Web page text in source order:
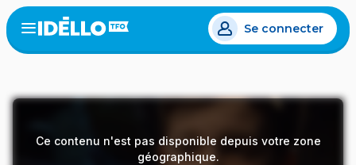
Aller
au
contenu
Open
menu
Se connecter
Ce contenu n'est pas disponible depuis votre zone
géographique.